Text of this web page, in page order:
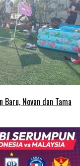
Novan dan Tama